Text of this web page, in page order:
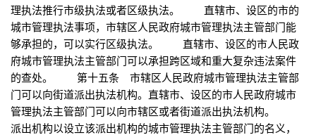
理执法推行市级执法或者区级执法。 直辖市、设区的市的
城市管理执法事项，市辖区人民政府城市管理执法主管部门能
够承担的，可以实行区级执法。 直辖市、设区的市人民政
府城市管理执法主管部门可以承担跨区域和重大复杂违法案件
的查处。 第十五条 市辖区人民政府城市管理执法主管部
门可以向街道派出执法机构。直辖市、设区的市人民政府城市
管理执法主管部门可以向市辖区或者街道派出执法机构。
派出机构以设立该派出机构的城市管理执法主管部门的名义，